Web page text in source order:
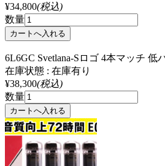
¥34,800(税込)
数量
6L6GC Svetlana-Sロゴ 4本マッチ 低
在庫状態 : 在庫有り
¥38,300(税込)
数量